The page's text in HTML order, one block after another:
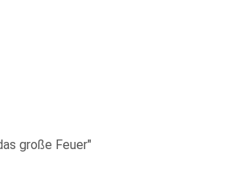
große Feuer"